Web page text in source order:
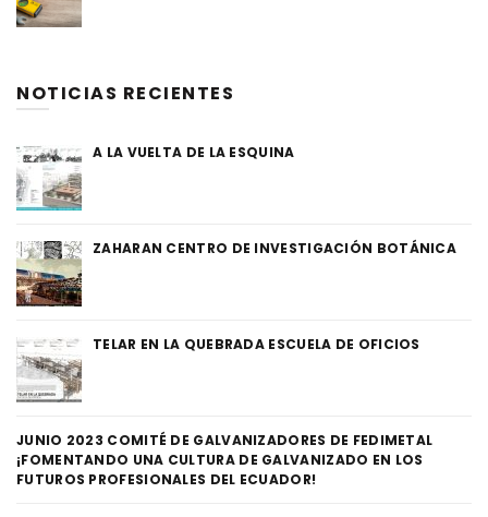
NOTICIAS RECIENTES
A LA VUELTA DE LA ESQUINA
ZAHARAN CENTRO DE INVESTIGACIÓN BOTÁNICA
TELAR EN LA QUEBRADA ESCUELA DE OFICIOS
JUNIO 2023 COMITÉ DE GALVANIZADORES DE FEDIMETAL
¡FOMENTANDO UNA CULTURA DE GALVANIZADO EN LOS
FUTUROS PROFESIONALES DEL ECUADOR!